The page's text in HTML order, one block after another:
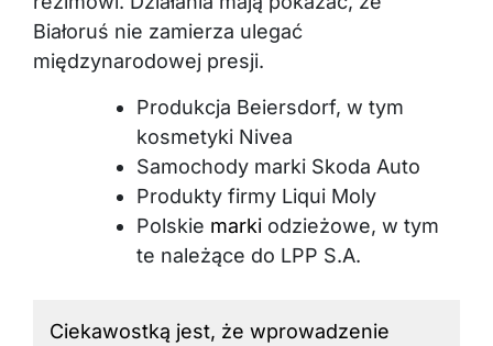
Białoruś nie zamierza ulegać
międzynarodowej presji.
Produkcja Beiersdorf, w tym
kosmetyki Nivea
Samochody marki Skoda Auto
Produkty firmy Liqui Moly
Polskie marki odzieżowe, w tym
te należące do LPP S.A.
Ciekawostką jest, że wprowadzenie